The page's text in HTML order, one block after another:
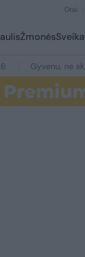
Orai
Žmonės
Gyvenu, ne